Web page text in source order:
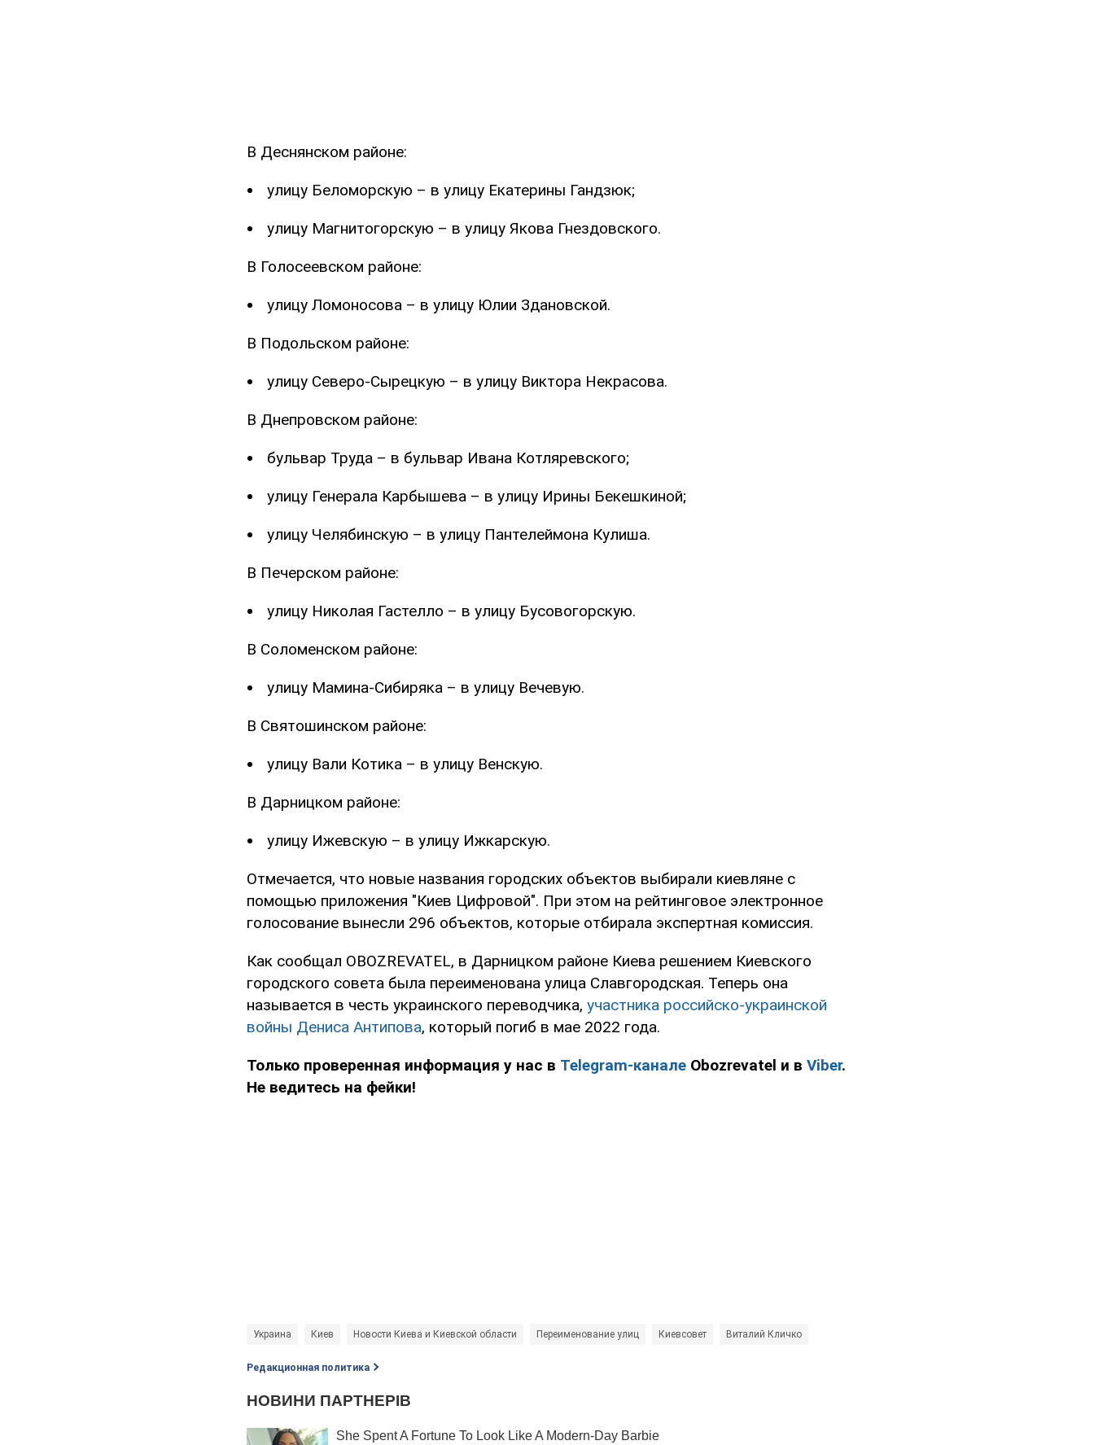
В Деснянском районе:
улицу Беломорскую – в улицу Екатерины Гандзюк;
улицу Магнитогорскую – в улицу Якова Гнездовского.
В Голосеевском районе:
улицу Ломоносова – в улицу Юлии Здановской.
В Подольском районе:
улицу Северо-Сырецкую – в улицу Виктора Некрасова.
В Днепровском районе:
бульвар Труда – в бульвар Ивана Котляревского;
улицу Генерала Карбышева – в улицу Ирины Бекешкиной;
улицу Челябинскую – в улицу Пантелеймона Кулиша.
В Печерском районе:
улицу Николая Гастелло – в улицу Бусовогорскую.
В Соломенском районе:
улицу Мамина-Сибиряка – в улицу Вечевую.
В Святошинском районе:
улицу Вали Котика – в улицу Венскую.
В Дарницком районе:
улицу Ижевскую – в улицу Ижкарскую.
Отмечается, что новые названия городских объектов выбирали киевляне с
помощью приложения "Киев Цифровой". При этом на рейтинговое электронное
голосование вынесли 296 объектов, которые отбирала экспертная комиссия.
Как сообщал OBOZREVATEL, в Дарницком районе Киева решением Киевского
городского совета была переименована улица Славгородская. Теперь она
называется в честь украинского переводчика, участника российско-украинской
войны Дениса Антипова, который погиб в мае 2022 года.
Только проверенная информация у нас в Telegram-канале Obozrevatel и в Viber.
Не ведитесь на фейки!
Украина Киев Новости Киева и Киевской области Переименование улиц Киевсовет Виталий Кличко
Редакционная политика